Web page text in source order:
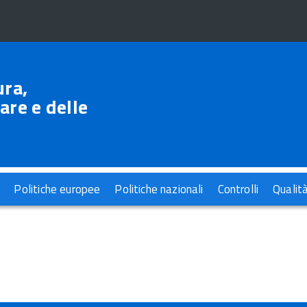
e delle
Politiche europee Politiche nazionali Controlli